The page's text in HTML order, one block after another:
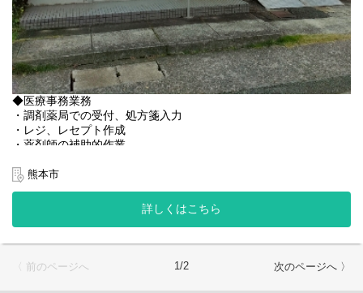
◆医療事務業務
・調剤薬局での受付、処方箋入力
・レジ、レセプト作成
・薬剤師の補助的作業
◆レセコン
現在はノアを利用中ですが、EMへの変更の予定がございます。
＜店舗状況＞
◆処方箋枚数 30枚／日
熊本市
詳しくはこちら
〈 前のページへ 1/2 次のページへ 〉